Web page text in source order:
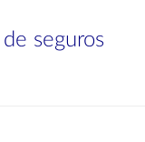
seguros